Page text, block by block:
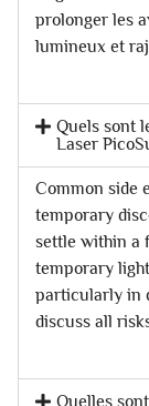
prolonger les
lumineux et
Quels sont
Laser
Common side
temporary
settle within a
temporary
particularly in
discuss all
Quelles